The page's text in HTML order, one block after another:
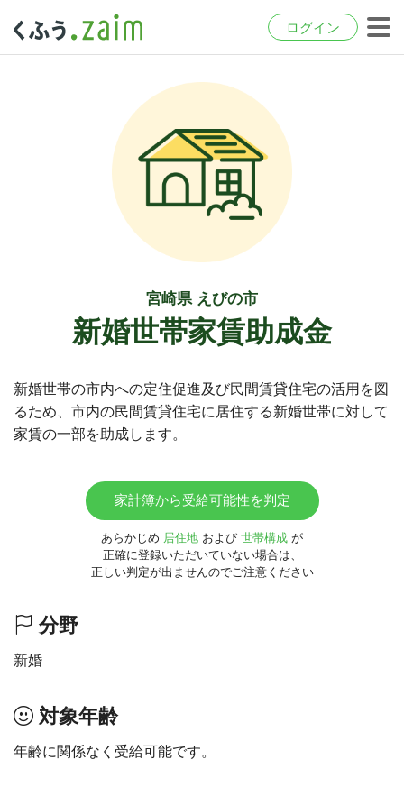
ログイン
宮崎県 えびの市
新婚世帯家賃助成金
新婚世帯の市内への定住促進及び民間賃貸住宅の活用を図
るため、市内の民間賃貸住宅に居住する新婚世帯に対して
家賃の一部を助成します。
家計簿から受給可能性を判定
あらかじめ 居住地 および 世帯構成 が
正確に登録いただいていない場合は、
正しい判定が出ませんのでご注意ください
分野
新婚
対象年齢
年齢に関係なく受給可能です。